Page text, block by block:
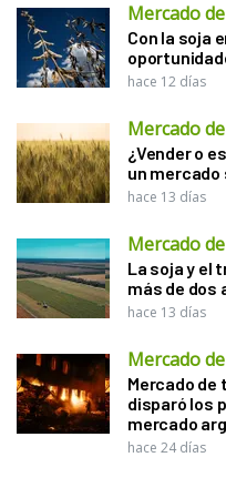
Mercado
Con la soja
hace 12 días
Mercado
¿Vender o
un mercado
hace 13 días
Mercado
La soja y el
más de dos
hace 13 días
Mercado
Mercado de
disparó los
mercado
hace 24 días